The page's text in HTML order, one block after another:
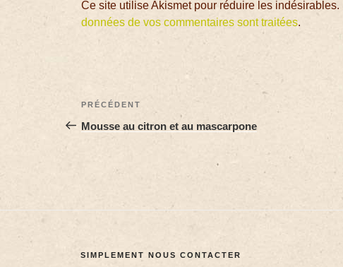
Ce site utilise Akismet pour réduire les indésirables.
données de vos commentaires sont traitées.
PRÉCÉDENT
Mousse au citron et au mascarpone
SIMPLEMENT NOUS CONTACTER